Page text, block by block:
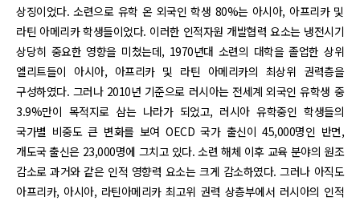
상징이었다. 소련으로 유학 온 외국인 학생 80%는 아시아, 아프리카 및
라틴 아메리카 학생들이었다. 이러한 인적자원 개발협력 요소는 냉전시기
상당히 중요한 영향을 미쳤는데, 1970년대 소련의 대학을 졸업한 상위
엘리트들이 아시아, 아프리카 및 라틴 아메리카의 최상위 권력층을
구성하였다. 그러나 2010년 기준으로 러시아는 전세계 외국인 유학생 중
3.9%만이 목적지로 삼는 나라가 되었고, 러시아 유학중인 학생들의
국가별 비중도 큰 변화를 보여 OECD 국가 출신이 45,000명인 반면,
개도국 출신은 23,000명에 그치고 있다. 소련 해체 이후 교육 분야의 원조
감소로 과거와 같은 인적 영향력 요소는 크게 감소하였다. 그러나 아직도
아프리카, 아시아, 라틴아메리카 최고위 권력 상층부에서 러시아의 인적